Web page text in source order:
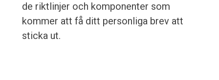
de riktlinjer och komponenter som
kommer att få ditt personliga brev att
sticka ut.